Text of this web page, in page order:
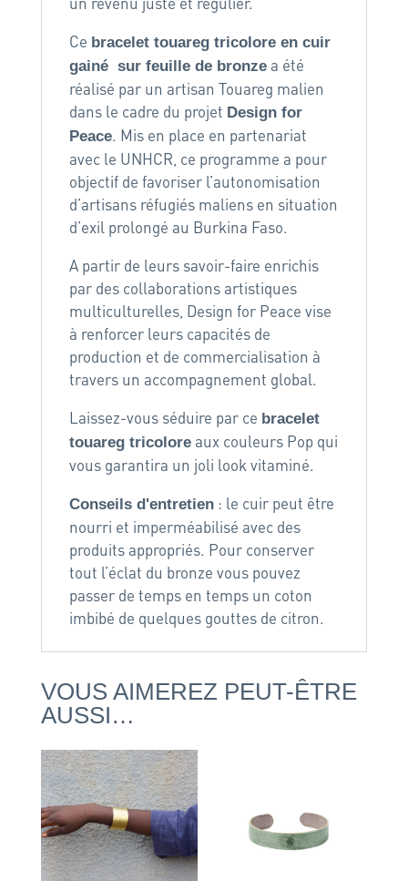
Ce bracelet touareg tricolore en cuir
gainé sur feuille de bronzea été
réalisé par un artisan Touareg malien
dans le cadre du projet Design for
Peace. Mis en place en partenariat
avec le UNHCR, ce programme a pour
objectif de favoriser l’autonomisation
d’artisans réfugiés maliens en situation
d’exil prolongé au Burkina Faso.
A partir de leurs savoir-faire enrichis
par des collaborations artistiques
multiculturelles, Design for Peace vise
à renforcer leurs capacités de
production et de commercialisation à
travers un accompagnement global.
Laissez-vous séduire par ce bracelet
touareg tricoloreaux couleurs Pop qui
vous garantira un joli look vitaminé.
Conseils d'entretien: le cuir peut être
nourri et imperméabilisé avec des
produits appropriés. Pour conserver
tout l’éclat du bronze vous pouvez
passer de temps en temps un coton
imbibé de quelques gouttes de citron.
VOUS AIMEREZ PEUT-ÊTRE
AUSSI…